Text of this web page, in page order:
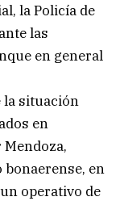
la Policía de
las
en general
la situación
en
bonaerense, en
operativo de